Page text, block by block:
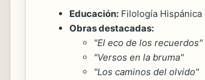
Educación: Filología
Obras destacadas:
"El eco de los recuerdos"
"Versos en la bruma"
"Los caminos del olvido"